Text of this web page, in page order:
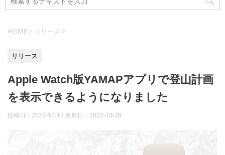
HOME > リリース >
リリース
Apple Watch版YAMAPアプリで登山計画
を表示できるようになりました
投稿日：2022-10-17 更新日： 2022-10-28